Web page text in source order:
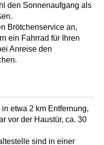
den Sonnenaufgang als
Brötchenservice an,
ein Fahrrad für Ihren
Anreise den
etwa 2 km Entfernung,
vor der Haustür, ca. 30
sind in einer